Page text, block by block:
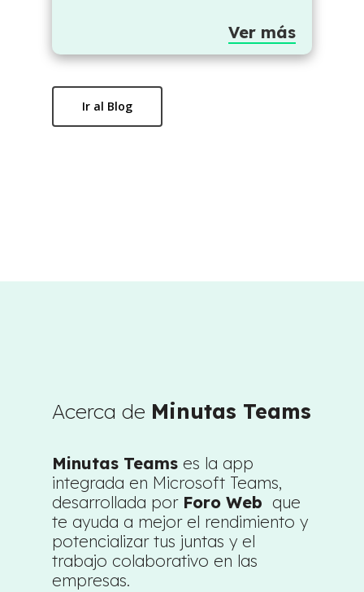
Ver más
Ir al Blog
Acerca de Minutas Teams
Minutas Teams es la app
integrada en Microsoft Teams,
desarrollada por Foro Web que
te ayuda a mejor el rendimiento y
potencializar tus juntas y el
trabajo colaborativo en las
empresas.